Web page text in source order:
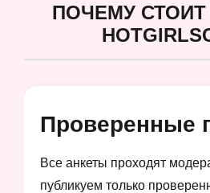
ПОЧЕМУ
Проверенные
Все анкеты проходят
публикуем только